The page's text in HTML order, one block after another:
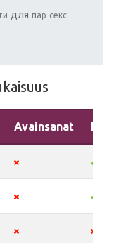
для пар секс
Avainsanat